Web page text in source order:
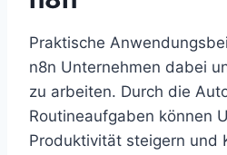
Praktische
n8n Unternehmen dabei
zu arbeiten. Durch die
Routineaufgaben können
Produktivität steigern und